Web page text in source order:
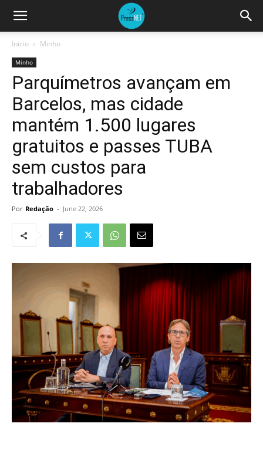
Início Minho
Minho
Parquímetros avançam em
Barcelos, mas cidade
mantém 1.500 lugares
gratuitos e passes TUBA
sem custos para
trabalhadores
Por Redação - June 22, 2026